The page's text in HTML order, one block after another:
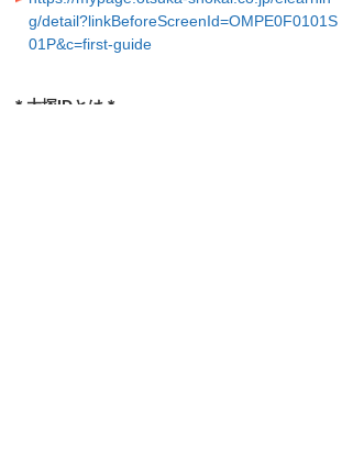
g/detail?linkBeforeScreenId=OMPE0F0101S
01P&c=first-guide
＊大塚IDとは＊